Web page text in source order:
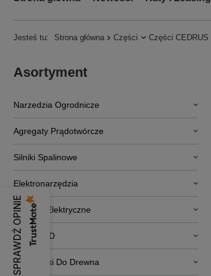
Jesteś tu: Strona główna Części Części CEDRUS
Asortyment
Narzedzia Ogrodnicze
Agregaty Prądotwórcze
Silniki Spalinowe
Elektronarzędzia
Pojazdy Elektryczne
RTV i AGD
Obrabiarki Do Drewna
SPRAWDŹ OPINIE